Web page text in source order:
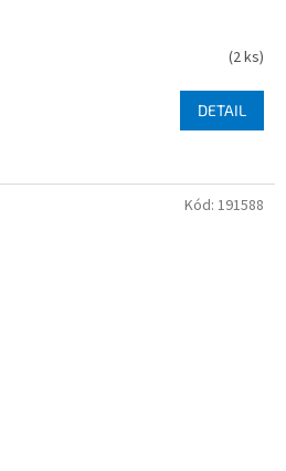
(2 ks)
DETAIL
Kód: 191588